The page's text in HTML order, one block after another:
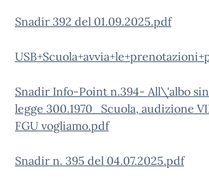
Snadir 392 del 01.09.2025.pdf
Snadir Info-Point n.394- All\'albo
legge 300.1970_Scuola, audizione
FGU vogliamo.pdf
Snadir n. 395 del 04.07.2025.pdf